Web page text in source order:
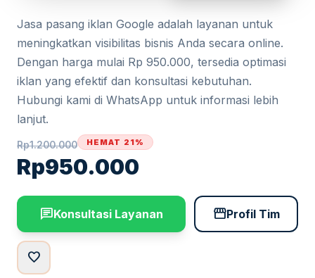
Jasa pasang iklan Google adalah layanan untuk
meningkatkan visibilitas bisnis Anda secara online.
Dengan harga mulai Rp 950.000, tersedia optimasi
iklan yang efektif dan konsultasi kebutuhan.
Hubungi kami di WhatsApp untuk informasi lebih
lanjut.
Rp1.200.000
Rp950.000
HEMAT 21%
chatKonsultasi Layanan storefrontProfil Tim
favorite